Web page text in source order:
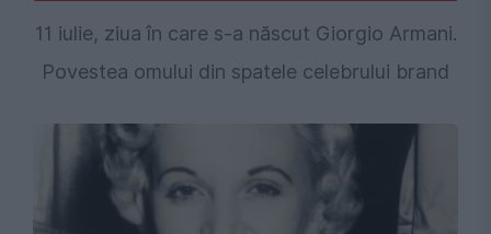
11 iulie, ziua în care s-a născut Giorgio Armani.
Povestea omului din spatele celebrului brand